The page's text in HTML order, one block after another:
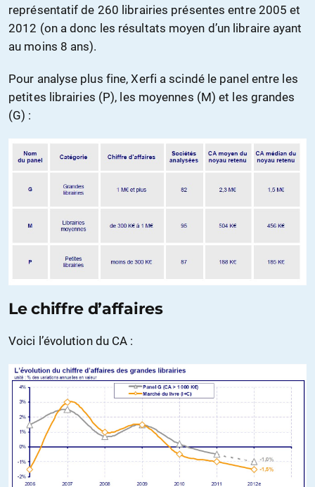
représentatif de 260 librairies présentes entre 2005 et
2012 (on a donc les résultats moyen d’un libraire ayant
au moins 8 ans).
Pour analyse plus fine, Xerfi a scindé le panel entre les
petites librairies (P), les moyennes (M) et les grandes
(G) :
Le chiffre d’affaires
Voici l’évolution du CA :